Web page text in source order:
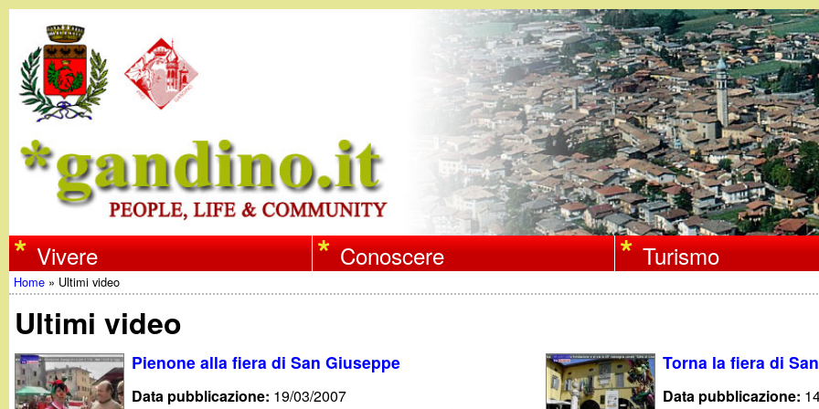
Salta
al
contenuto
principale
w
w
w
.
Vivere Conoscere Turismo
Tu
sei
qui
Home » Ultimi video
Ultimi video
Pienone alla fiera di San Giuseppe
Data pubblicazione: 19/03/2007
Torna la fiera di
Data pubblicazione: